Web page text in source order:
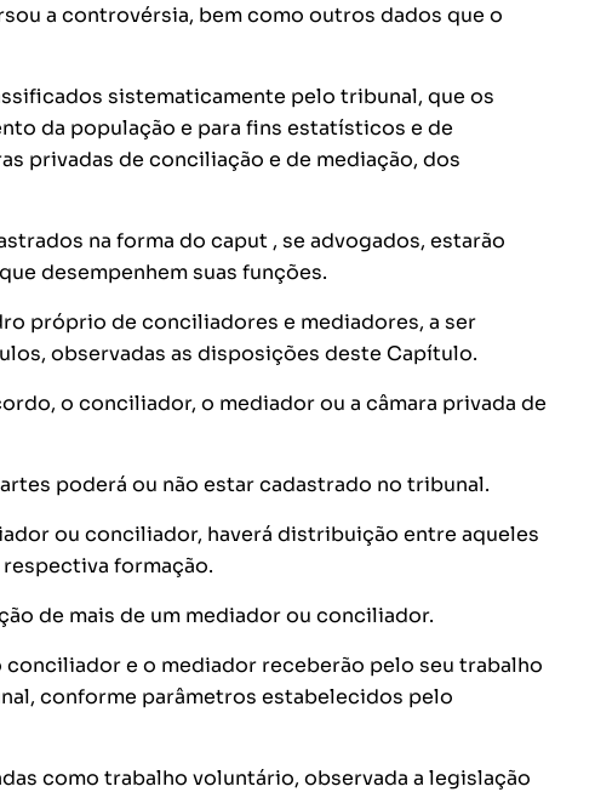
a controvérsia, bem como outros dados que o
sistematicamente pelo tribunal, que os
da população e para fins estatísticos e de
privadas de conciliação e de mediação, dos
na forma do caput , se advogados, estarão
desempenhem suas funções.
próprio de conciliadores e mediadores, a ser
observadas as disposições deste Capítulo.
o conciliador, o mediador ou a câmara privada de
poderá ou não estar cadastrado no tribunal.
ou conciliador, haverá distribuição entre aqueles
formação.
de mais de um mediador ou conciliador.
conciliador e o mediador receberão pelo seu trabalho
conforme parâmetros estabelecidos pelo
como trabalho voluntário, observada a legislação